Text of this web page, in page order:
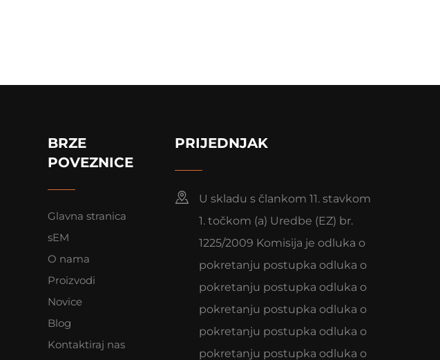
BRZE
POVEZNICE
Glavna stranica
sEM
O nama
Proizvodi
Novice
Blog
Kontaktiraj nas
PRIJEDNJAK
U skladu s člankom 11. stavkom
1. točkom (a) Uredbe (EZ) br.
1225/2009 Komisija je odluka o
pokretanju postupka odluka o
pokretanju postupka odluka o
pokretanju postupka odluka o
pokretanju postupka odluka o
pokretanju postupka odluka o